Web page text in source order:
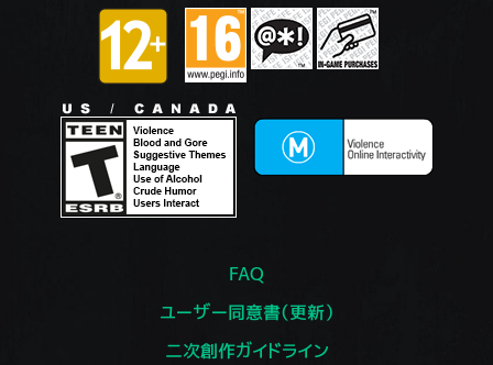
FAQ
ユーザー同意書（更新）
二次創作ガイドライン